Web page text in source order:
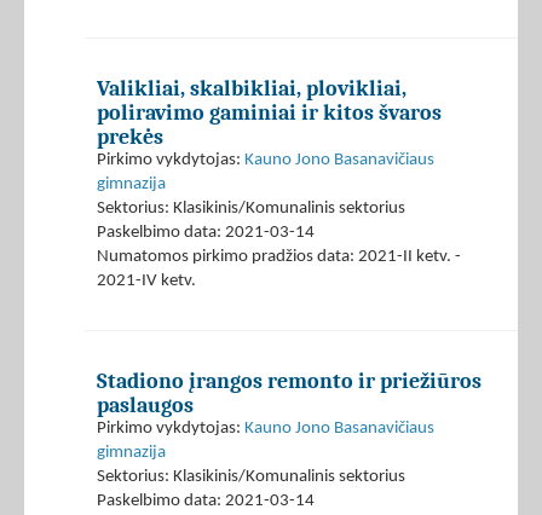
Valikliai, skalbikliai, plovikliai,
poliravimo gaminiai ir kitos švaros
prekės
Pirkimo vykdytojas: Kauno Jono Basanavičiaus
gimnazija
Sektorius: Klasikinis/Komunalinis sektorius
Paskelbimo data: 2021-03-14
Numatomos pirkimo pradžios data: 2021-II ketv. -
2021-IV ketv.
Stadiono įrangos remonto ir priežiūros
paslaugos
Pirkimo vykdytojas: Kauno Jono Basanavičiaus
gimnazija
Sektorius: Klasikinis/Komunalinis sektorius
Paskelbimo data: 2021-03-14